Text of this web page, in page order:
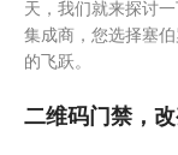
天，我们就来探讨
集成商，您选择塞
的飞跃。
二维码门禁，